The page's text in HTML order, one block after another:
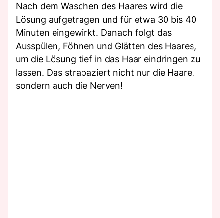
Nach dem Waschen des Haares wird die
Lösung aufgetragen und für etwa 30 bis 40
Minuten eingewirkt. Danach folgt das
Ausspülen, Föhnen und Glätten des Haares,
um die Lösung tief in das Haar eindringen zu
lassen. Das strapaziert nicht nur die Haare,
sondern auch die Nerven!